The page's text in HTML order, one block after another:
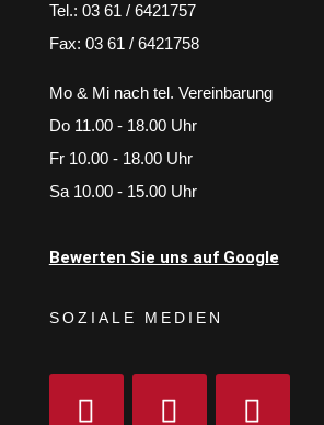
Tel.: 03 61 / 6421757
Fax: 03 61 / 6421758
Mo & Mi nach tel. Vereinbarung
Do 11.00 - 18.00 Uhr
Fr 10.00 - 18.00 Uhr
Sa 10.00 - 15.00 Uhr
Bewerten Sie uns auf Google
SOZIALE MEDIEN